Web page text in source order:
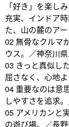
「好き」を楽し
充実、インドア
た、山の麓のア
02 無骨なクルマ
ウス。／神奈川
03 きっと真似し
屈さなく、心地
04 重要なのは意
しやすさを追求
05 アメリカンと
の遊び場。／長